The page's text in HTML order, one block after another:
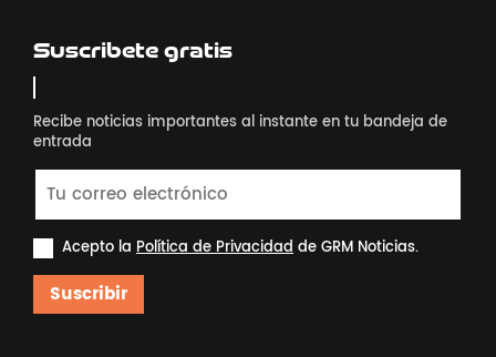
Suscribete gratis
Recibe noticias importantes al instante en tu bandeja de
entrada
Acepto la Política de Privacidadde GRM Noticias.
Suscribir